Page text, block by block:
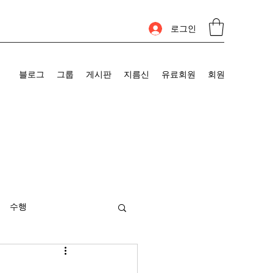
로그인
블로그 그룹 게시판 지름신 유료회원 회원
수행